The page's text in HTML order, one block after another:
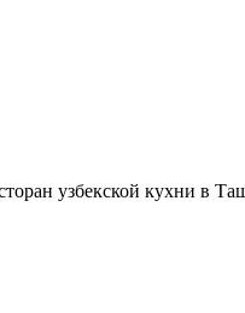
узбекской кухни в